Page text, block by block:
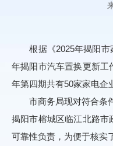
根据《2025年揭阳市家
年揭阳市汽车置换更新工
年第四期共有50家家电企
市商务局现对符合条件
揭阳市榕城区临江北路市
可靠性负责，为便于核实